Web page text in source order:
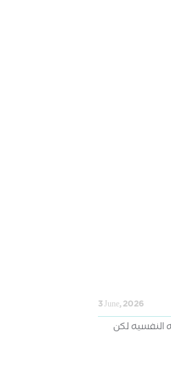
3 June, 2026
النفسيه لكن